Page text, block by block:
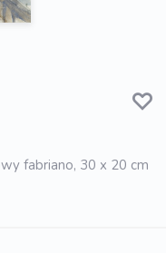
fabriano, 30 x 20 cm